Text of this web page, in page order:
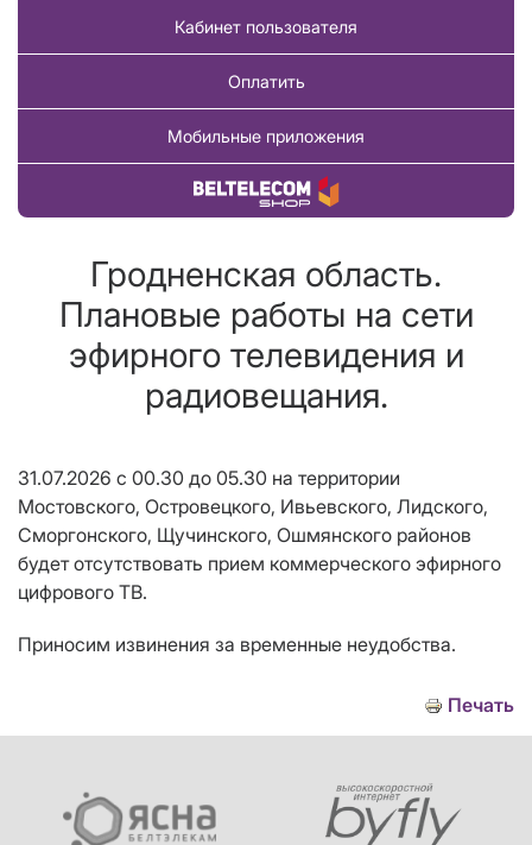
Кабинет пользователя
Оплатить
Мобильные приложения
Купить товар
Гродненская область.
Плановые работы на сети
эфирного телевидения и
радиовещания.
31.07.2026 с 00.30 до 05.30 на территории
Мостовского, Островецкого, Ивьевского, Лидского,
Сморгонского, Щучинского, Ошмянского районов
будет отсутствовать прием коммерческого эфирного
цифрового ТВ.
Приносим извинения за временные неудобства.
Печать